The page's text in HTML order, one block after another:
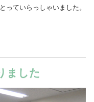
っていらっしゃいました。
ました